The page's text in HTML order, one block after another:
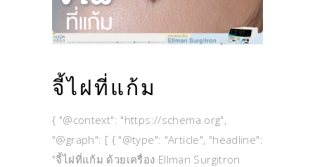
จี้ไฝที่แก้ม
{ "@context": "https://schema.org",
"@graph": [ { "@type": "Article", "headline":
"จี้ไฝที่แก้ม ด้วยเครื่อง Ellman Surgitron